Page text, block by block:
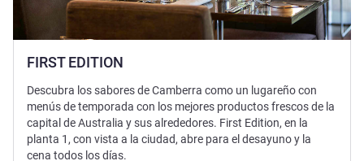
FIRST EDITION
Descubra los sabores de Camberra como un lugareño con
menús de temporada con los mejores productos frescos de la
capital de Australia y sus alrededores. First Edition, en la
planta 1, con vista a la ciudad, abre para el desayuno y la
cena todos los días.